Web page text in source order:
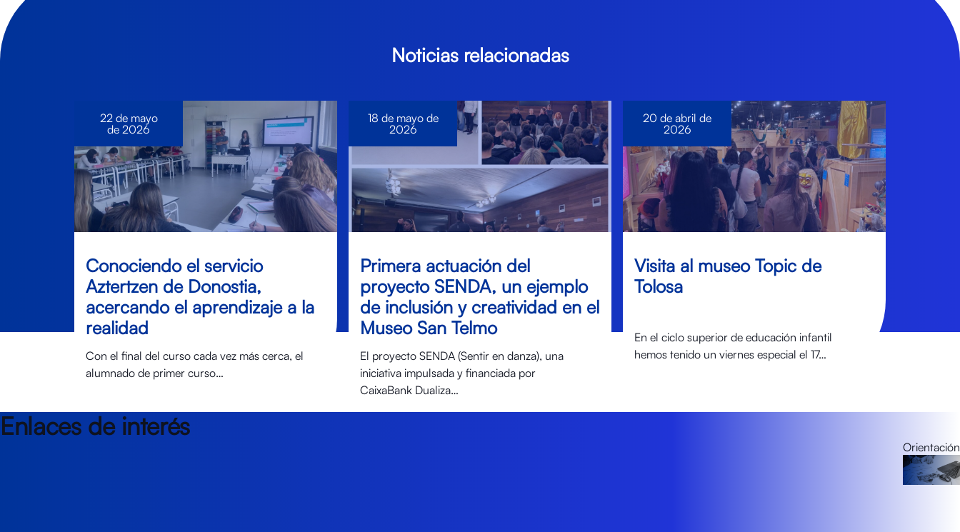
Noticias relacionadas
Conociendo el servicio
Aztertzen de Donostia,
acercando el aprendizaje a la
realidad
Con el final del curso cada vez más cerca, el
alumnado de primer curso…
22 de mayo
de 2026
Primera actuación del
proyecto SENDA, un ejemplo
de inclusión y creatividad en el
Museo San Telmo
El proyecto SENDA (Sentir en danza), una
iniciativa impulsada y financiada por
CaixaBank Dualiza…
18 de mayo de
2026
Visita al museo Topic de
Tolosa
En el ciclo superior de educación infantil
hemos tenido un viernes especial el 17…
20 de abril de
2026
Enlaces de interés
Orientación